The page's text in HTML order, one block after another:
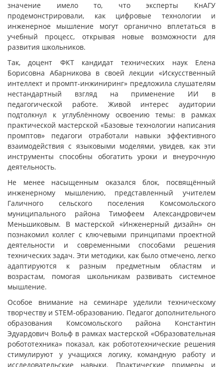
значение имело то, что эксперты КнАГУ
продемонстрировали, как цифровые технологии и
инженерное мышление могут органично вплетаться в
учебный процесс, открывая новые возможности для
развития школьников.
Так, доцент ФКТ кандидат технических наук Елена
Борисовна Абарникова в своей лекции «Искусственный
интеллект и промпт-инжиниринг» предложила слушателям
нестандартный взгляд на применение ИИ в
педагогической работе. Живой интерес аудитории
подтолкнул к углублённому освоению темы: в рамках
практической мастерской «Базовые технологии написания
промптов» педагоги отработали навыки эффективного
взаимодействия с языковыми моделями, увидев, как эти
инструменты способны обогатить уроки и внеурочную
деятельность.
Не менее насыщенным оказался блок, посвящённый
инженерному мышлению, представленный учителем
Галичного сельского поселения Комсомольского
муниципального района Тимофеем Александровичем
Меньшиковым. В мастерской «Инженерный дизайн» он
познакомил коллег с ключевыми принципами проектной
деятельности и современными способами решения
технических задач. Эти методики, как было отмечено, легко
адаптируются к разным предметным областям и
возрастам, помогая школьникам развивать системное
мышление.
Особое внимание на семинаре уделили техническому
творчеству и STEM-образованию. Педагог дополнительного
образования Комсомольского района Константин
Эдуардович Вольф в рамках мастерской «Образовательная
робототехника» показал, как робототехнические решения
стимулируют у учащихся логику, командную работу и
исследовательские навыки. Практические примеры и